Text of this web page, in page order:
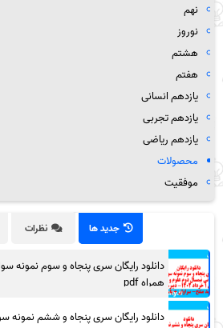
نهم
نوروز
هشتم
هفتم
یازدهم انسانی
یازدهم تجربی
یازدهم ریاضی
محصولات
موفقیت
جدید ها نظرات
دانلود رایگان سری پنجاه و سوم نمونه
همراه pdf
دانلود رایگان سری پنجاه و ششم نمونه